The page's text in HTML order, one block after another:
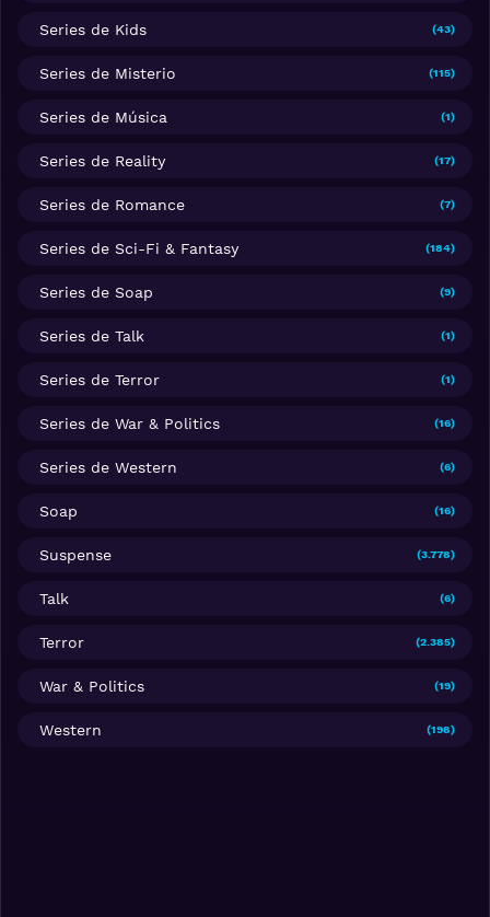
Series de Kids (43)
Series de Misterio (115)
Series de Música (1)
Series de Reality (17)
Series de Romance (7)
Series de Sci-Fi & Fantasy (184)
Series de Soap (9)
Series de Talk (1)
Series de Terror (1)
Series de War & Politics (16)
Series de Western (6)
Soap (16)
Suspense (3.778)
Talk (6)
Terror (2.385)
War & Politics (19)
Western (198)